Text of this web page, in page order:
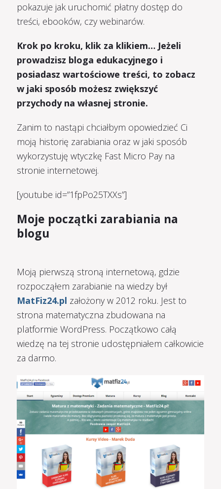
pokazuje jak uruchomić płatny dostęp do
treści, ebooków, czy webinarów.
Krok po kroku, klik za klikiem… Jeżeli
prowadzisz bloga edukacyjnego i
posiadasz wartościowe treści, to zobacz
w jaki sposób możesz zwiększyć
przychody na własnej stronie.
Zanim to nastąpi chciałbym opowiedzieć Ci
moją historię zarabiania oraz w jaki sposób
wykorzystuję wtyczkę Fast Micro Pay na
stronie internetowej.
[youtube id=”1fpPo25TXXs”]
Moje początki zarabiania na
blogu
Moją pierwszą stroną internetową, gdzie
rozpocząłem zarabianie na wiedzy był
MatFiz24.pl założony w 2012 roku. Jest to
strona matematyczna zbudowana na
platformie WordPress. Początkowo całą
wiedzę na tej stronie udostępniałem całkowicie
za darmo.